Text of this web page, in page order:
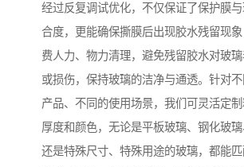
经过反复调试优化，不仅保证了保护膜
合度，更能确保撕膜后出现胶水残留现
费人力、物力清理，避免残留胶水对玻
或损伤，保持玻璃的洁净与通透。针对
产品、不同的使用场景，我们可灵活定制
厚度和颜色，无论是平板玻璃、钢化玻璃
还是特殊尺寸、特殊用途的玻璃，都能